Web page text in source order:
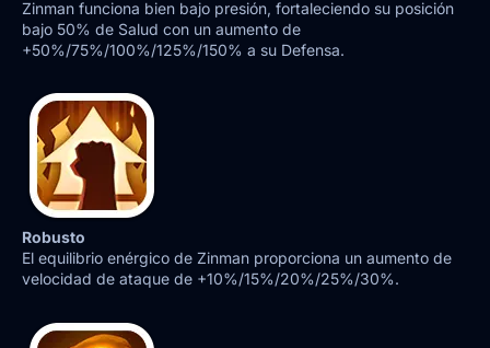
Zinman funciona bien bajo presión, fortaleciendo su posición
bajo 50% de Salud con un aumento de
+50%/75%/100%/125%/150% a su Defensa.
Robusto
El equilibrio enérgico de Zinman proporciona un aumento de
velocidad de ataque de +10%/15%/20%/25%/30%.